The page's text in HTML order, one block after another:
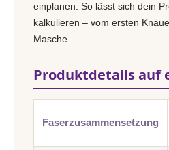
einplanen. So lässt sich dein
kalkulieren – vom ersten
Masche.
Produktdetails auf
Faserzusammensetzung